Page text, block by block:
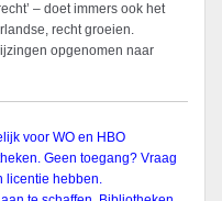
– doet immers ook het
recht groeien.
opgenomen naar
voor WO en HBO
Geen toegang? Vraag
licentie hebben.